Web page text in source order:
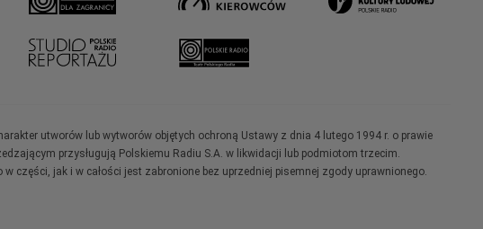
utworów lub wytworów objętych ochroną Ustawy z dnia 4 lutego 1994 r. o prawie
przysługują Polskiemu Radiu S.A. w likwidacji lub podmiotom trzecim.
części, jak i w całości jest zabronione bez uprzedniej pisemnej zgody uprawnionego.